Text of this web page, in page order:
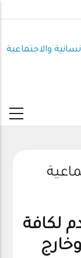
واﻻجتماعية
لكافة